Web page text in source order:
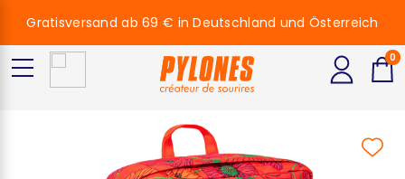
Gratisversand ab 69 € in Deutschland und Österreich
0